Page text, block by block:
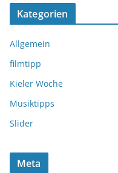
Kategorien
Allgemein
filmtipp
Kieler Woche
Musiktipps
Slider
Meta